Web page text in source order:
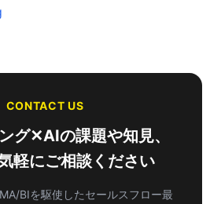
CONTACT US
グ✕AIの課題や知見、
軽にご相談ください
BIを駆使したセールスフロー最